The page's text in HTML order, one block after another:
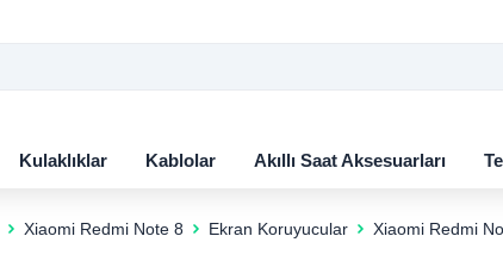
Kulaklıklar Kablolar Akıllı Saat Aksesuarları
Xiaomi Redmi Note 8 Ekran Koruyucular Xiaomi Redmi